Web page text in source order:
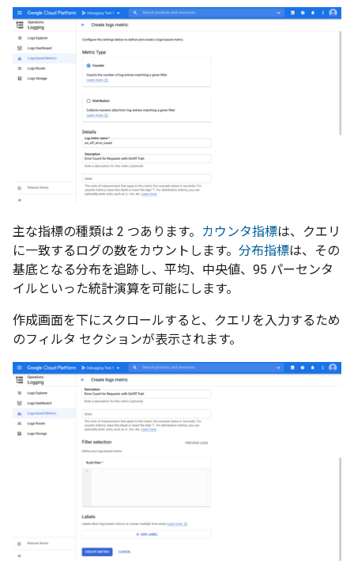
主な指標の種類は 2 つあります。 カウンタ指標は、クエリ
に一致するログの数をカウントします。 分布指標は、その
基底となる分布を追跡し、平均、中央値、95 パーセンタ
イルといった統計演算を可能にします。
作成画面を下にスクロールすると、クエリを入力するため
のフィルタ セクションが表示されます。